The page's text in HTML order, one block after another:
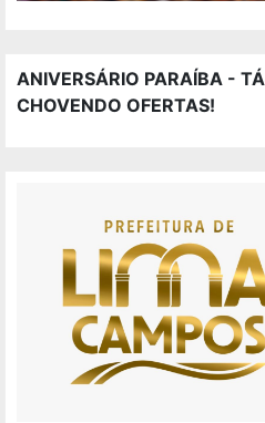
ANIVERSÁRIO PARAÍBA - TÁ
CHOVENDO OFERTAS!